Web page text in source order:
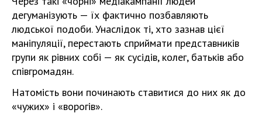
дегуманізують — їх фактично позбавляють
людської подоби. Унаслідок ті, хто зазнав цієї
маніпуляції, перестають сприймати представників
групи як рівних собі — як сусідів, колег, батьків або
співгромадян.
Натомість вони починають ставитися до них як до
«чужих» і «ворогів».